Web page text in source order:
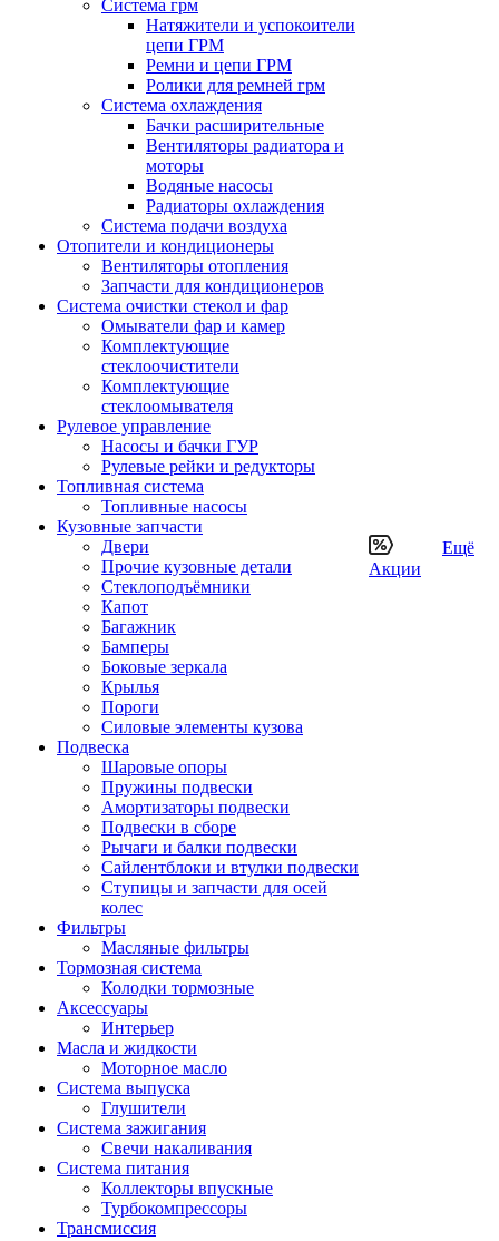
Система грм
Натяжители и успокоители
цепи ГРМ
Ремни и цепи ГРМ
Ролики для ремней грм
Система охлаждения
Бачки расширительные
Вентиляторы радиатора и
моторы
Водяные насосы
Радиаторы охлаждения
Система подачи воздуха
Отопители и кондиционеры
Вентиляторы отопления
Запчасти для кондиционеров
Система очистки стекол и фар
Омыватели фар и камер
Комплектующие
стеклоочистители
Комплектующие
стеклоомывателя
Рулевое управление
Насосы и бачки ГУР
Рулевые рейки и редукторы
Топливная система
Топливные насосы
Кузовные запчасти
Двери
Прочие кузовные детали
Стеклоподъёмники
Капот
Багажник
Бамперы
Боковые зеркала
Крылья
Пороги
Силовые элементы кузова
Подвеска
Шаровые опоры
Пружины подвески
Амортизаторы подвески
Подвески в сборе
Рычаги и балки подвески
Сайлентблоки и втулки подвески
Ступицы и запчасти для осей
колес
Фильтры
Масляные фильтры
Тормозная система
Колодки тормозные
Аксессуары
Интерьер
Масла и жидкости
Моторное масло
Система выпуска
Глушители
Система зажигания
Свечи накаливания
Система питания
Коллекторы впускные
Турбокомпрессоры
Трансмиссия
Акции
Ещё